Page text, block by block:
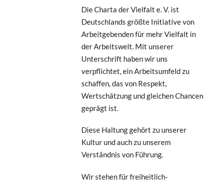
Die Charta der Vielfalt e. V. ist
Deutschlands größte Initiative von
Arbeitgebenden für mehr Vielfalt in
der Arbeitswelt. Mit unserer
Unterschrift haben wir uns
verpflichtet, ein Arbeitsumfeld zu
schaffen, das von Respekt,
Wertschätzung und gleichen Chancen
geprägt ist.
Diese Haltung gehört zu unserer
Kultur und auch zu unserem
Verständnis von Führung.
Wir stehen für freiheitlich-